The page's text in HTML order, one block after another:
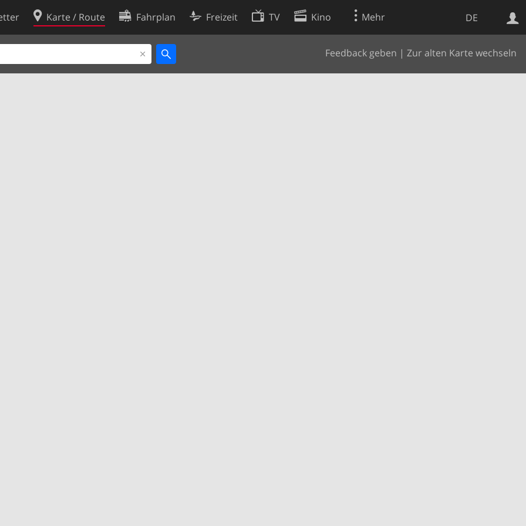
DE
Karte / Route Fahrplan Freizeit TV Kino Mehr
Feedback geben | Zur alten Karte wechseln
Websuche
Cookie-Richtlinie
Cookie-Einstellungen